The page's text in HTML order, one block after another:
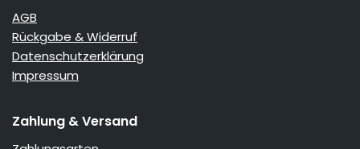
AGB
Rückgabe & Widerruf
Datenschutzerklärung
Impressum
Zahlung & Versand